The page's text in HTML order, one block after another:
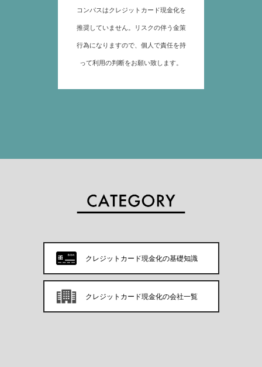
コンパスはクレジットカード現金化を
推奨していません。リスクの伴う金策
行為になりますので、個人で責任を持
って利用の判断をお願い致します。
クレジットカード現金化の基礎知識
クレジットカード現金化の会社一覧